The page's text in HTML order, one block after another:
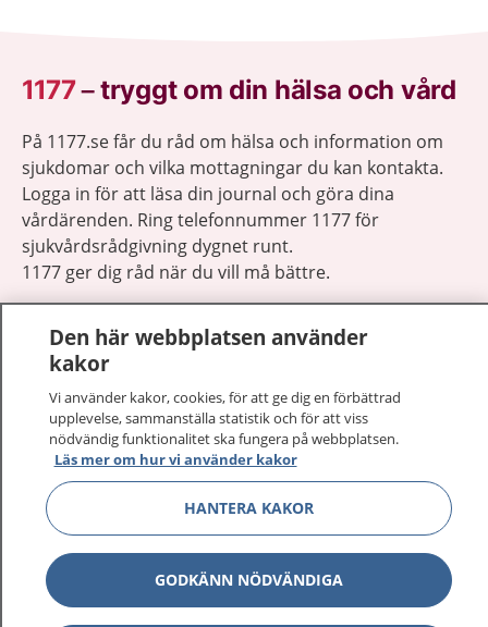
1177–tryggt om din hälsa och vård
På 1177.se får du råd om hälsa och information om
sjukdomar och vilka mottagningar du kan kontakta.
Logga in för att läsa din journal och göra dina
vårdärenden. Ring telefonnummer 1177 för
sjukvårdsrådgivning dygnet runt.
1177 ger dig råd när du vill må bättre.
1177 på flera språk
Om 1177
Kontakt Visa
Behandling av personuppgifter
Den här webbplatsen använder
kakor
Vi använder kakor, cookies, för att ge dig en förbättrad
upplevelse, sammanställa statistik och för att viss
nödvändig funktionalitet ska fungera på webbplatsen.
Läs mer om hur vi använder kakor
HANTERA KAKOR
GODKÄNN NÖDVÄNDIGA